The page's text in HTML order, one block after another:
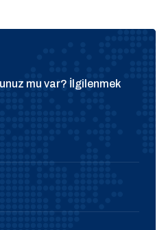
mu var? İlgilenmek